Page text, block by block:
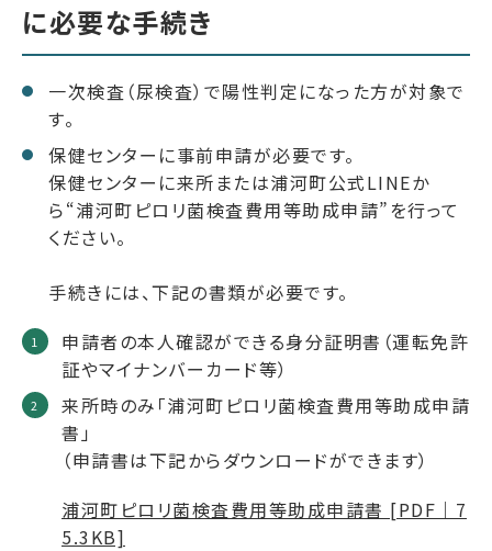
に必要な手続き
一次検査（尿検査）で陽性判定になった方が対象で
す。
保健センターに事前申請が必要です。
保健センターに来所または浦河町公式LINEか
ら“浦河町ピロリ菌検査費用等助成申請”を行って
ください。
手続きには、下記の書類が必要です。
申請者の本人確認ができる身分証明書（運転免許
証やマイナンバーカード等）
来所時のみ「浦河町ピロリ菌検査費用等助成申請
書」
（申請書は下記からダウンロードができます）
浦河町ピロリ菌検査費用等助成申請書 [PDF｜7
5.3KB]